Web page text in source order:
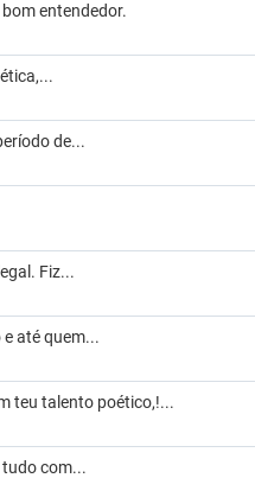
entendedor.
de...
Fiz...
até quem...
teu talento poético,!...
tudo com...